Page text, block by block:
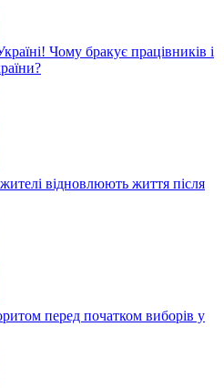
Чому бракує працівників і
відновлюють життя після
перед початком виборів у